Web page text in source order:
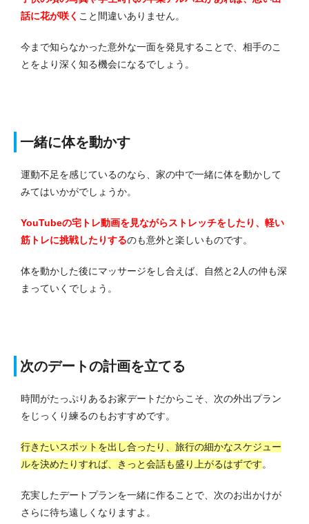
話に花が咲く こと間違いありません。
今まで知らなかった意外な一面を発見することで、相手のこ
とをより深く知る機会になるでしょう。
一緒に体を動かす
運動不足を感じているのなら、家の中で一緒に体を動かして
みてはいかがでしょうか。
YouTubeの宅トレ動画を見ながらストレッチをしたり、軽い
筋トレに挑戦したりするのも意外と楽しいものです。
体を動かした後にマッサージをし合えば、自然と2人の仲も深
まっていくでしょう。
次のデートの計画を立てる
時間がたっぷりあるお家デートだからこそ、次の外出プラン
をじっくり練るのもおすすめです。
行きたいスポットを出し合ったり、旅行の細かなスケジュー
ルを決めたりすれば、きっと会話も盛り上がるはずです。
充実したデートプランを一緒に作ることで、次のお出かけが
さらに待ち遠しくなりますよ。